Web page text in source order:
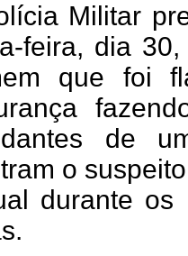
Militar
feira, dia
que foi
de
o
durante os